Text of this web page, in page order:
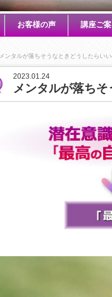
お客様の声 講座ご
メンタルが落ちそうなときどうしたらい
2023.01.24
メンタルが落ち